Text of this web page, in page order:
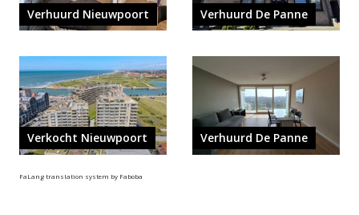
Verhuurd Nieuwpoort Verhuurd De Panne
Verkocht Nieuwpoort Verhuurd De Panne
FaLang translation system by Faboba